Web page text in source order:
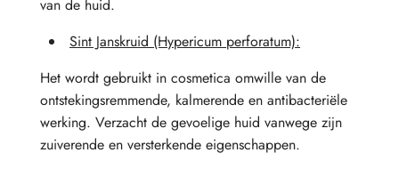
van de huid.
Sint Janskruid (Hypericum perforatum):
Het wordt gebruikt in cosmetica omwille van de
ontstekingsremmende, kalmerende en antibacteriële
werking. Verzacht de gevoelige huid vanwege zijn
zuiverende en versterkende eigenschappen.